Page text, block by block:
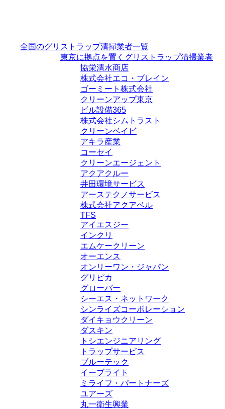
全国のグリストラップ清掃業者一覧
東京に拠点を置くグリストラップ清掃業者
協栄清水商店
株式会社エコ・ブレイン
ゴーミート株式会社
クリーンアップ東京
ビル設備365
株式会社シムトラスト
クリーンベイビ
アキラ産業
コーセイ
クリーンエージェント
アクアクルー
井田環境サービス
アーステクノサービス
株式会社アクアベル
TFS
アイエスジー
インクリ
エムケークリーン
オーエンス
オンリーワン・ジャパン
グリピカ
グローバー
シーエス・ネットワーク
シンライズコーポレーション
ダイキョウクリーン
ダスキン
トシエンジニアリング
トラップサービス
ブルーテック
イーブライト
ミライフ・パートナーズ
ユアーズ
丸一衛生興業